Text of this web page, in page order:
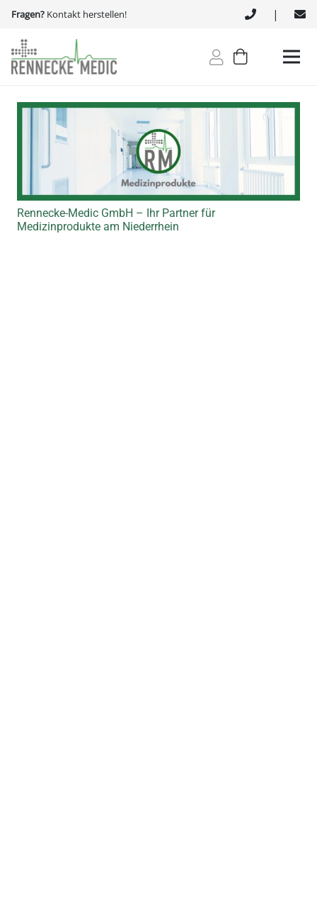
Fragen? Kontakt herstellen! |
Rennecke-Medic GmbH – Ihr Partner für
Medizinprodukte am Niederrhein